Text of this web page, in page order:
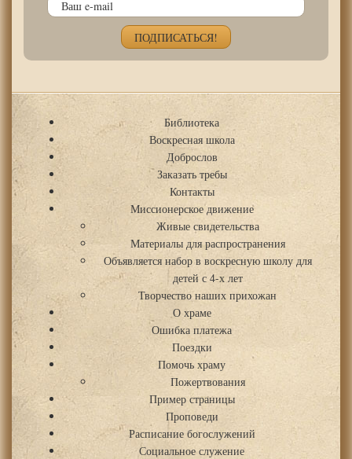
Библиотека
Воскресная школа
Доброслов
Заказать требы
Контакты
Миссионерское движение
Живые свидетельства
Материалы для распространения
Объявляется набор в воскресную школу для
детей с 4-х лет
Творчество наших прихожан
О храме
Ошибка платежа
Поездки
Помочь храму
Пожертвования
Пример страницы
Проповеди
Расписание богослужений
Социальное служение